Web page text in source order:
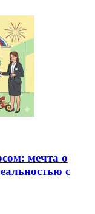
мечта о
с